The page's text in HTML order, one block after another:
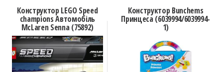
Конструктор LEGO Speed
champions Автомобіль
McLaren Senna (75892)
Конструктор Bunchems
Принцеса (6039994/6039994-
1)